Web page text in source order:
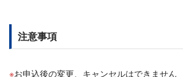
注意事項
お申込後の変更、キャンセルはできません